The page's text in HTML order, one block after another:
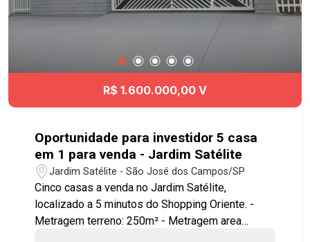
R$ 1.600.000,00 V
Oportunidade para investidor 5 casa
em 1 para venda - Jardim Satélite
Jardim Satélite - São José dos Campos/SP
Cinco casas a venda no Jardim Satélite,
localizado a 5 minutos do Shopping Oriente. -
Metragem terreno: 250m² - Metragem area